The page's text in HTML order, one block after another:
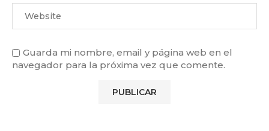
Guarda mi nombre, email y página web en el
navegador para la próxima vez que comente.